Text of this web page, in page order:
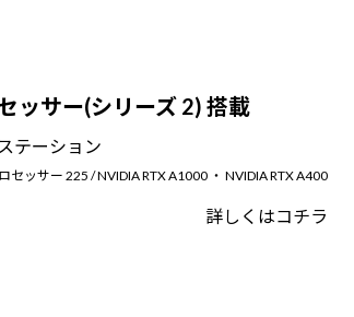
ッサー(シリーズ 2) 搭載
テーション
ッサー 225 / NVIDIA RTX A1000 ・ NVIDIA RTX A400
詳しくはコチラ